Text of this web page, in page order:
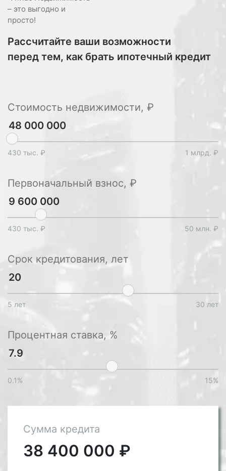
– это выгодно и
просто!
Рассчитайте ваши возможности
перед тем, как брать ипотечный кредит
Стоимость недвижимости, ₽
430 тыс. ₽ 1 млрд. ₽
Первоначальный взнос, ₽
430 тыс. ₽ 50 млн. ₽
Срок кредитования, лет
5 лет 30 лет
Процентная ставка, %
0.1% 15%
Сумма кредита
38 400 000 ₽